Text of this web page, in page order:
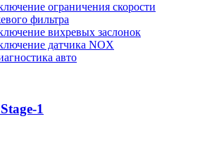
ограничения скорости
фильтра
вихревых заслонок
датчика NOX
авто
1